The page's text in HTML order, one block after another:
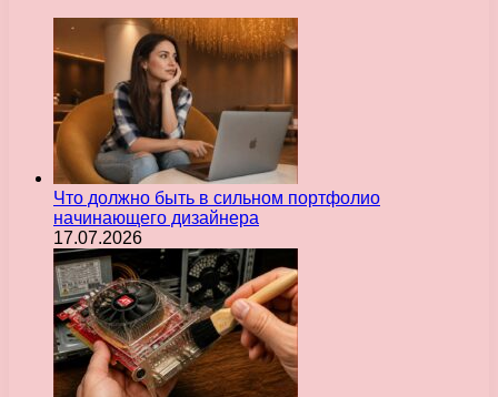
Что должно быть в сильном портфолио
начинающего дизайнера
17.07.2026